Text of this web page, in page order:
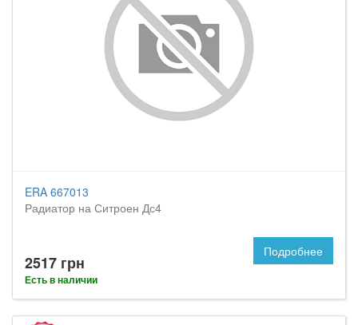
ERA 667013
Радиатор на Ситроен Дс4
2517 грн
Есть в наличии
Подробнее